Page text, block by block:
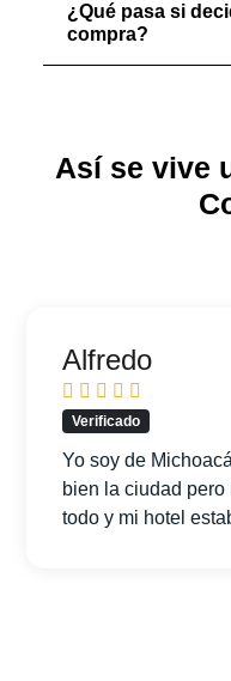
¿Qué pasa si
compra?
Así se vive
Alfredo
Verificado
Yo soy de
bien la ciudad
todo y mi hotel